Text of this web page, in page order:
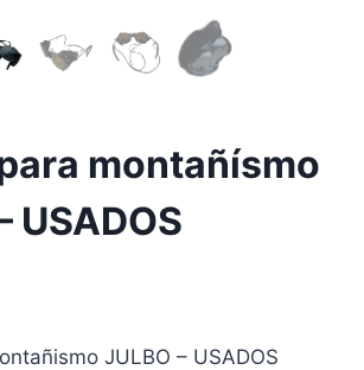
montañísmo
USADOS
JULBO – USADOS